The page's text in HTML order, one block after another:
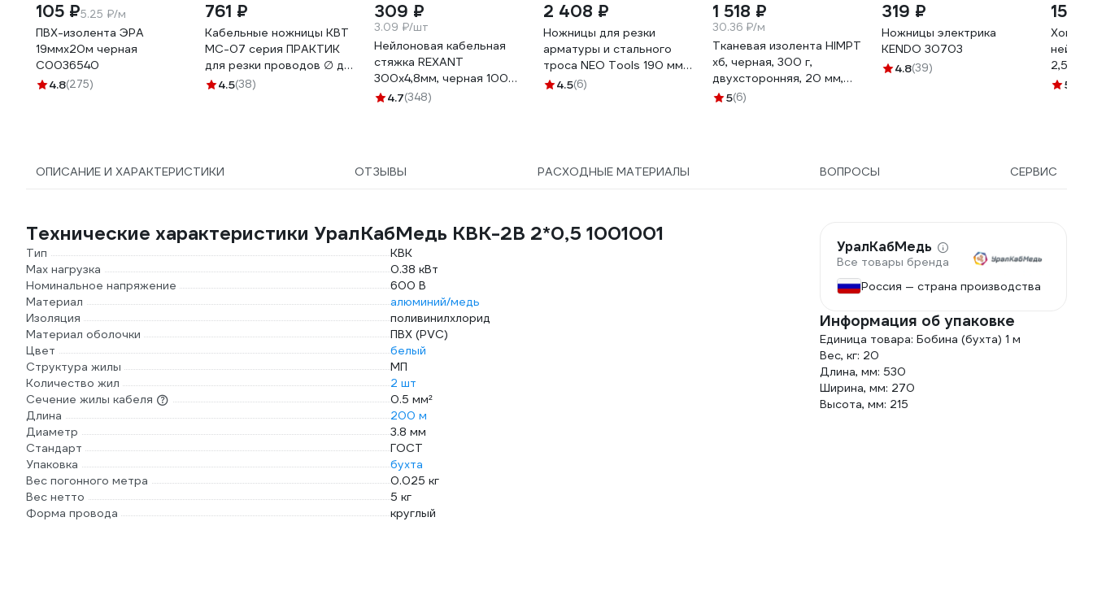
105 ₽5.25 ₽/м
ПВХ-изолента ЭРА
19ммх20м черная
C0036540
4.8(275)
761 ₽
Кабельные ножницы КВТ
MC-07 серия ПРАКТИК
для резки проводов ∅ до
15 мм с функцией снятия
4.5(38)
309 ₽
3.09 ₽/шт
Нейлоновая кабельная
стяжка REXANT
300x4,8мм, черная 100
шт/уп 07-1303
4.7(348)
2 408 ₽
Ножницы для резки
арматуры и стального
троса NEO Tools 190 мм
01-512
4.5(6)
1 518 ₽
30.36 ₽/м
Тканевая изолента HIMPT
хб, черная, 300 г,
двухсторонняя, 20 мм,
0.4 мм 00-00008227
5(6)
319 ₽
Ножницы электрика
KENDO 30703
4.8(39)
159
Хомут-
100
5
ОПИСАНИЕ И ХАРАКТЕРИСТИКИ ОТЗЫВЫ РАСХОДНЫЕ МАТЕРИАЛЫ ВОПРОСЫ СЕРВИС
Технические характеристики УралКабМедь КВК-2В 2*0,5 1001001
Тип
КВК
Max нагрузка
0.38 кВт
Номинальное напряжение
600 В
Материал
алюминий/медь
Изоляция
поливинилхлорид
Материал оболочки
ПВХ (PVC)
Цвет
белый
Структура жилы
МП
Количество жил
2 шт
Сечение жилы кабеля
0.5 мм²
Длина
200 м
Диаметр
3.8 мм
Стандарт
ГОСТ
Упаковка
бухта
Вес погонного метра
0.025 кг
Вес нетто
5 кг
Форма провода
круглый
УралКабМедь
Все товары бренда
Россия — страна производства
Информация об упаковке
Единица товара: Бобина (бухта) 1 м
Вес, кг: 20
Длина, мм: 530
Ширина, мм: 270
Высота, мм: 215